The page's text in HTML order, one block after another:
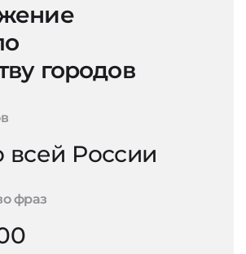
городов
всей России
фраз